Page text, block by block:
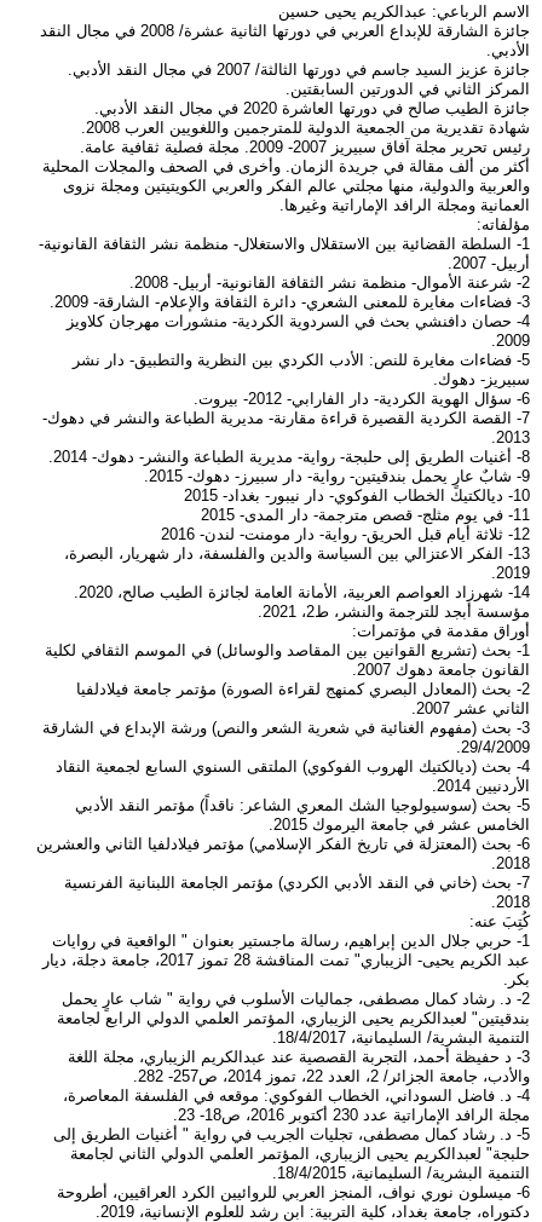
الاسم الرباعي: عبدالكريم يحيى حسين
جائزة الشارقة للإبداع العربي في دورتها الثانية عشرة/ 2008 في مجال النقد
الأدبي.
جائزة عزيز السيد جاسم في دورتها الثالثة/ 2007 في مجال النقد الأدبي.
المركز الثاني في الدورتين السابقتين.
جائزة الطيب صالح في دورتها العاشرة 2020 في مجال النقد الأدبي.
شهادة تقديرية من الجمعية الدولية للمترجمين واللغويين العرب 2008.
رئيس تحرير مجلة آفاق سبيريز 2007- 2009. مجلة فصلية ثقافية عامة.
أكثر من ألف مقالة في جريدة الزمان. وأخرى في الصحف والمجلات المحلية
والعربية والدولية، منها مجلتي عالم الفكر والعربي الكويتيتين ومجلة نزوى
العمانية ومجلة الرافد الإماراتية وغيرها.
مؤلفاته:
1- السلطة القضائية بين الاستقلال والاستغلال- منظمة نشر الثقافة القانونية-
أربيل- 2007.
2- شرعنة الأموال- منظمة نشر الثقافة القانونية- أربيل- 2008.
3- فضاءات مغايرة للمعنى الشعري- دائرة الثقافة والإعلام- الشارقة- 2009.
4- حصان دافنشي بحث في السردوية الكردية- منشورات مهرجان كلاويز
2009.
5- فضاءات مغايرة للنص: الأدب الكردي بين النظرية والتطبيق- دار نشر
سبيريز- دهوك.
6- سؤال الهوية الكردية- دار الفارابي- 2012- بيروت.
7- القصة الكردية القصيرة قراءة مقارنة- مديرية الطباعة والنشر في دهوك-
2013.
8- أغنيات الطريق إلى حلبجة- رواية- مديرية الطباعة والنشر- دهوك- 2014.
9- شابٌ عارٍ يحمل بندقيتين- رواية- دار سبيرز- دهوك- 2015.
10- ديالكتيك الخطاب الفوكوي- دار نيبور- بغداد- 2015
11- في يوم مثلج- قصص مترجمة- دار المدى- 2015
12- ثلاثة أيام قبل الحريق- رواية- دار مومنت- لندن- 2016
13- الفكر الاعتزالي بين السياسة والدين والفلسفة، دار شهريار، البصرة،
2019.
مؤسسة أبجد للترجمة والنشر، ط2، 2021.
أوراق مقدمة في مؤتمرات:
1- بحث (تشريع القوانين بين المقاصد والوسائل) في الموسم الثقافي لكلية
القانون جامعة دهوك 2007.
2- بحث (المعادل البصري كمنهج لقراءة الصورة) مؤتمر جامعة فيلادلفيا
الثاني عشر 2007.
3- بحث (مفهوم الغنائية في شعرية الشعر والنص) ورشة الإبداع في الشارقة
29/4/2009.
4- بحث (ديالكتيك الهروب الفوكوي) الملتقى السنوي السابع لجمعية النقاد
الأردنيين 2014.
5- بحث (سوسيولوجيا الشك المعري الشاعر: ناقداً) مؤتمر النقد الأدبي
الخامس عشر في جامعة اليرموك 2015.
6- بحث (المعتزلة في تاريخ الفكر الإسلامي) مؤتمر فيلادلفيا الثاني والعشرين
2018.
7- بحث (خاني في النقد الأدبي الكردي) مؤتمر الجامعة اللبنانية الفرنسية
2018.
كُتِبَ عنه:
1- حربي جلال الدين إبراهيم، رسالة ماجستير بعنوان " الواقعية في روايات
عبد الكريم يحيی- الزيباري" تمت المناقشة 28 تموز 2017، جامعة دجلة، ديار
بكر.
2- د. رشاد كمال مصطفى، جماليات الأسلوب في رواية " شاب عارٍ يحمل
بندقيتين" لعبدالكريم يحيى الزيباري، المؤتمر العلمي الدولي الرابع لجامعة
التنمية البشرية/ السليمانية، 18/4/2017.
3- د حفيظة أحمد، التجربة القصصية عند عبدالكريم الزيباري، مجلة اللغة
والأدب، جامعة الجزائر/ 2، العدد 22، تموز 2014، ص257- 282.
4- د. فاضل السوداني، الخطاب الفوكوي: موقعه في الفلسفة المعاصرة،
مجلة الرافد الإماراتية عدد 230 أكتوبر 2016، ص18- 23.
5- د. رشاد كمال مصطفى، تجليات الجريب في رواية " أغنيات الطريق إلى
حلبجة" لعبدالكريم يحيى الزيباري، المؤتمر العلمي الدولي الثاني لجامعة
التنمية البشرية/ السليمانية، 18/4/2015.
6- ميسلون نوري نواف، المنجز العربي للروائيين الكرد العراقيين، أطروحة
دكتوراه، جامعة بغداد، كلية التربية: ابن رشد للعلوم الإنسانية، 2019.